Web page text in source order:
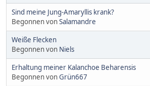
Sind meine Jung-Amaryllis krank?
Begonnen vonSalamandre
Weiße Flecken
Begonnen von Niels
Erhaltung meiner Kalanchoe Beharensis
Begonnen vonGrün667